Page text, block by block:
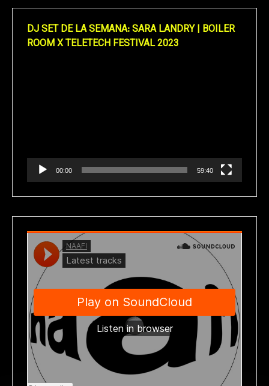
DJ SET DE LA SEMANA: SARA LANDRY | BOILER
ROOM X TELETECH FESTIVAL 2023
00:00 59:40